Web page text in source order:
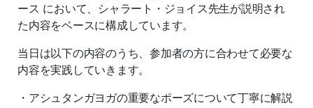
ース において、シャラート・ジョイス先生が説明され
た内容をベースに構成しています。
当日は以下の内容のうち、参加者の方に合わせて必要な
内容を実践していきます。
・アシュタンガヨガの重要なポーズについて丁寧に解説